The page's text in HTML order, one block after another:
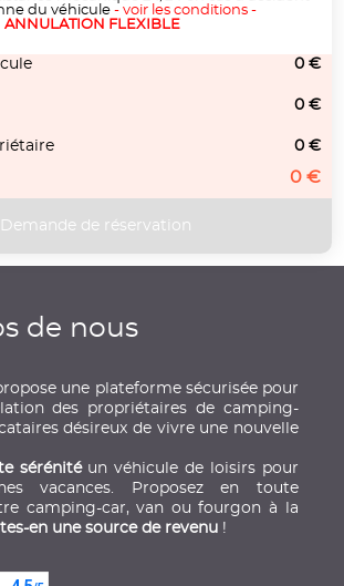
du véhicule - voir les conditions-
ANNULATION FLEXIBLE
0 €
0 €
0 €
0 €
de nous
une plateforme sécurisée pour
des propriétaires de camping-
désireux de vivre une nouvelle
sérénitéun véhicule de loisirs pour
vacances. Proposez en toute
camping-car, van ou fourgon à la
en une source de revenu !